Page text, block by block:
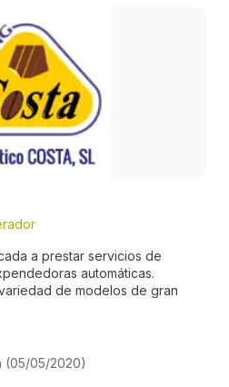
a prestar servicios de
automáticas.
de modelos de gran
(05/05/2020)